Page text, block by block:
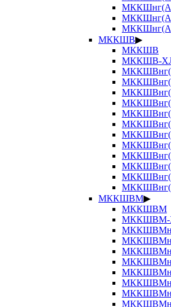
МККШВ▶
МККШВ
МККШВ-
МККШВМ▶
МККШВМ
МККШВМ-